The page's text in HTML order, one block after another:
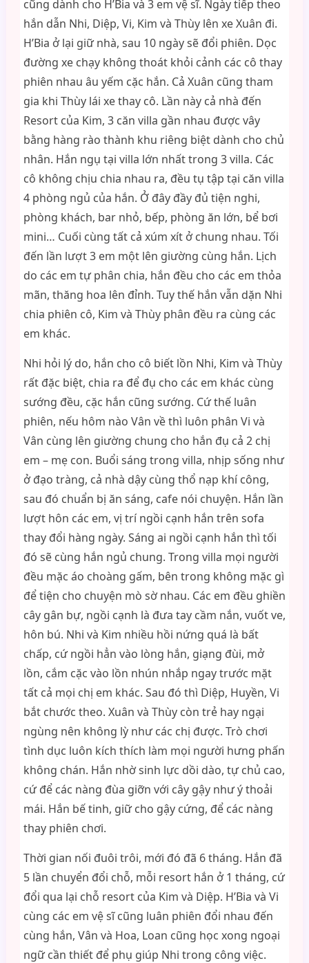
cũng dành cho H’Bia và 3 em vệ sĩ. Ngày tiếp theo
hắn dẫn Nhi, Diệp, Vi, Kim và Thùy lên xe Xuân đi.
H’Bia ở lại giữ nhà, sau 10 ngày sẽ đổi phiên. Dọc
đường xe chạy không thoát khỏi cảnh các cô thay
phiên nhau âu yếm cặc hắn. Cả Xuân cũng tham
gia khi Thùy lái xe thay cô. Lần này cả nhà đến
Resort của Kim, 3 căn villa gần nhau được vây
bằng hàng rào thành khu riêng biệt dành cho chủ
nhân. Hắn ngụ tại villa lớn nhất trong 3 villa. Các
cô không chịu chia nhau ra, đều tụ tập tại căn villa
4 phòng ngủ của hắn. Ở đây đầy đủ tiện nghi,
phòng khách, bar nhỏ, bếp, phòng ăn lớn, bể bơi
mini… Cuối cùng tất cả xúm xít ở chung nhau. Tối
đến lần lượt 3 em một lên giường cùng hắn. Lịch
do các em tự phân chia, hắn đều cho các em thỏa
mãn, thăng hoa lên đỉnh. Tuy thế hắn vẫn dặn Nhi
chia phiên cô, Kim và Thùy phân đều ra cùng các
em khác.
Nhi hỏi lý do, hắn cho cô biết lồn Nhi, Kim và Thùy
rất đặc biệt, chia ra để đụ cho các em khác cùng
sướng đều, cặc hắn cũng sướng. Cứ thế luân
phiên, nếu hôm nào Vân về thì luôn phân Vi và
Vân cùng lên giường chung cho hắn đụ cả 2 chị
em – mẹ con. Buổi sáng trong villa, nhịp sống như
ở đạo tràng, cả nhà dậy cùng thổ nạp khí công,
sau đó chuẩn bị ăn sáng, cafe nói chuyện. Hắn lần
lượt hôn các em, vị trí ngồi cạnh hắn trên sofa
thay đổi hàng ngày. Sáng ai ngồi cạnh hắn thì tối
đó sẽ cùng hắn ngủ chung. Trong villa mọi người
đều mặc áo choàng gấm, bên trong không mặc gì
để tiện cho chuyện mò sờ nhau. Các em đều ghiền
cây gân bự, ngồi cạnh là đưa tay cầm nắn, vuốt ve,
hôn bú. Nhi và Kim nhiều hồi nứng quá là bất
chấp, cứ ngồi hẳn vào lòng hắn, giạng đùi, mở
lồn, cắm cặc vào lồn nhún nhắp ngay trước mặt
tất cả mọi chị em khác. Sau đó thì Diệp, Huyền, Vi
bắt chước theo. Xuân và Thùy còn trẻ hay ngại
ngùng nên không lỳ như các chị được. Trò chơi
tình dục luôn kích thích làm mọi người hưng phấn
không chán. Hắn nhờ sinh lực dồi dào, tự chủ cao,
cứ để các nàng đùa giỡn với cây gậy như ý thoải
mái. Hắn bế tinh, giữ cho gậy cứng, để các nàng
thay phiên chơi.
Thời gian nối đuôi trôi, mới đó đã 6 tháng. Hắn đã
5 lần chuyển đổi chỗ, mỗi resort hắn ở 1 tháng, cứ
đổi qua lại chỗ resort của Kim và Diệp. H’Bia và Vi
cùng các em vệ sĩ cũng luân phiên đổi nhau đến
cùng hắn, Vân và Hoa, Loan cũng học xong ngoại
ngữ cần thiết để phụ giúp Nhi trong công việc.